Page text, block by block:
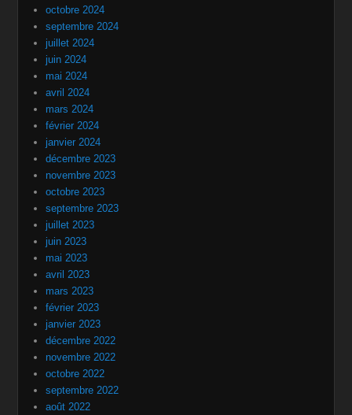
octobre 2024
septembre 2024
juillet 2024
juin 2024
mai 2024
avril 2024
mars 2024
février 2024
janvier 2024
décembre 2023
novembre 2023
octobre 2023
septembre 2023
juillet 2023
juin 2023
mai 2023
avril 2023
mars 2023
février 2023
janvier 2023
décembre 2022
novembre 2022
octobre 2022
septembre 2022
août 2022